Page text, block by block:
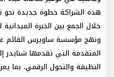
هذه الشراكة خطوة جديدة نحو
خلال الجمع بين الخبرة
ونهج مؤسسة ساويرس القائم
المتقدمة التي تقدمها شنايدر
النظيفة والتحول الرقمي، بما